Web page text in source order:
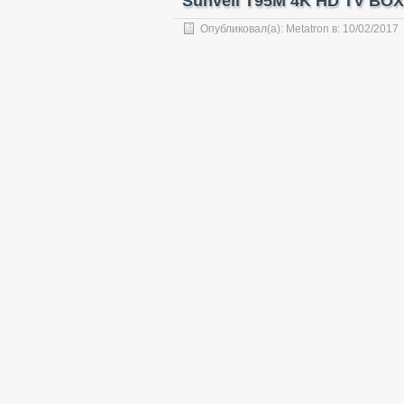
Опубликовал(а): Metatron в: 10/02/2017